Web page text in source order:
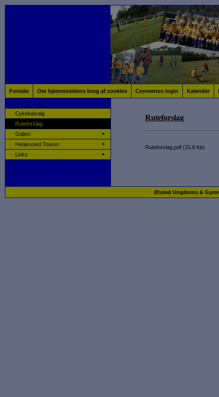
Forside Om hjemmesidens brug af cookies Conventus login Kalender
Cykeludvalg
Ruteforslag
►
Galleri
►
Hedensted Touren
►
Links
Ruteforslag
Ruteforslag.pdf (15.8 Kb)
Ølsted Ungdoms &